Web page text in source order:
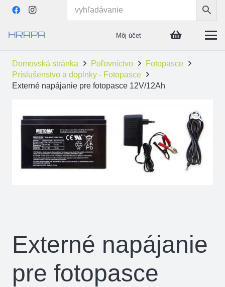
Môj účet
Domovská stránka Poľovníctvo
Fotopasce
Príslušenstvo a doplnky - Fotopasce
Externé napájanie pre fotopasce 12V/12Ah
Externé napájanie
pre fotopasce